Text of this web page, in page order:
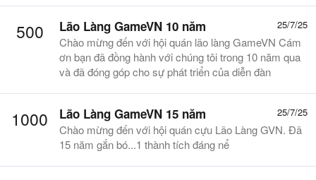
500 25/7/25
Lão Làng GameVN 10 năm
Chào mừng đến với hội quán lão làng GameVN Cám
ơn bạn đã đồng hành với chúng tôi trong 10 năm qua
và đã đóng góp cho sự phát triển của diễn đàn
1000 25/7/25
Lão Làng GameVN 15 năm
Chào mừng đến với hội quán cựu Lão Làng GVN. Đã
15 năm gắn bó...1 thành tích đáng nể